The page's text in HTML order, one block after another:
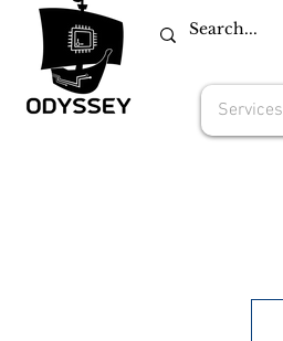
Services